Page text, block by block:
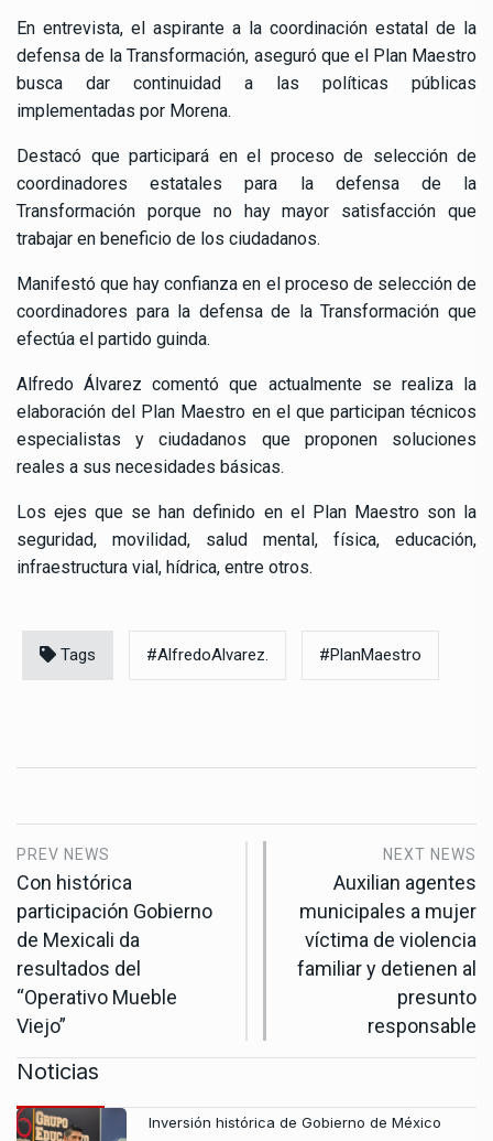
En entrevista, el aspirante a la coordinación estatal de la
defensa de la Transformación, aseguró que el Plan Maestro
busca dar continuidad a las políticas públicas
implementadas por Morena.
Destacó que participará en el proceso de selección de
coordinadores estatales para la defensa de la
Transformación porque no hay mayor satisfacción que
trabajar en beneficio de los ciudadanos.
Manifestó que hay confianza en el proceso de selección de
coordinadores para la defensa de la Transformación que
efectúa el partido guinda.
Alfredo Álvarez comentó que actualmente se realiza la
elaboración del Plan Maestro en el que participan técnicos
especialistas y ciudadanos que proponen soluciones
reales a sus necesidades básicas.
Los ejes que se han definido en el Plan Maestro son la
seguridad, movilidad, salud mental, física, educación,
infraestructura vial, hídrica, entre otros.
Tags #AlfredoAlvarez. #PlanMaestro
PREV NEWS
Con histórica
participación Gobierno
de Mexicali da
resultados del
“Operativo Mueble
Viejo”
NEXT NEWS
Auxilian agentes
municipales a mujer
víctima de violencia
familiar y detienen al
presunto
responsable
Noticias
Inversión histórica de Gobierno de México